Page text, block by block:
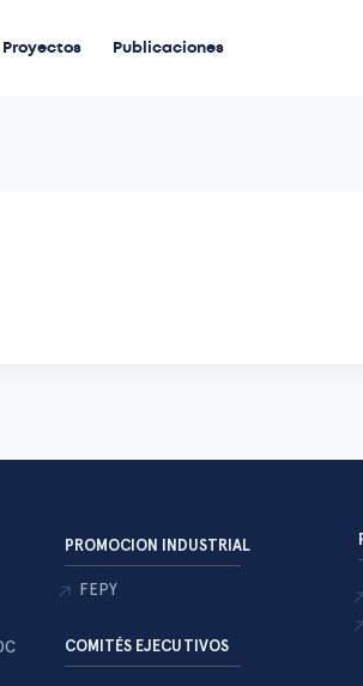
Proyectos Publicaciones
PROMOCION INDUSTRIAL
FEPY
COMITÉS EJECUTIVOS